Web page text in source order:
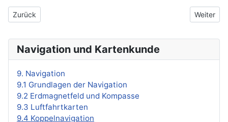
Vorheriger Beitrag: 9.3 Luftfahrtkarten
Zurück Nächster
Weiter
Navigation und Kartenkunde
9. Navigation
9.1 Grundlagen der Navigation
9.2 Erdmagnetfeld und Kompasse
9.3 Luftfahrtkarten
9.4 Koppelnavigation